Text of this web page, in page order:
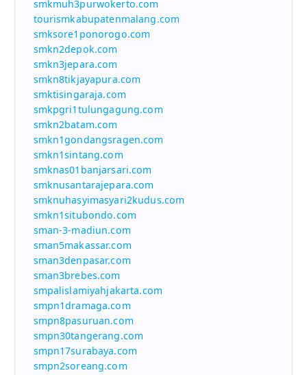
smkmuh3purwokerto.com
tourismkabupatenmalang.com
smksore1ponorogo.com
smkn2depok.com
smkn3jepara.com
smkn8tikjayapura.com
smktisingaraja.com
smkpgri1tulungagung.com
smkn2batam.com
smkn1gondangsragen.com
smkn1sintang.com
smknas01banjarsari.com
smknusantarajepara.com
smknuhasyimasyari2kudus.com
smkn1situbondo.com
sman-3-madiun.com
sman5makassar.com
sman3denpasar.com
sman3brebes.com
smpalislamiyahjakarta.com
smpn1dramaga.com
smpn8pasuruan.com
smpn30tangerang.com
smpn17surabaya.com
smpn2soreang.com